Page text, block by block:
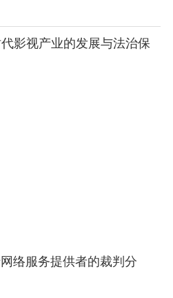
影视产业的发展与法治保
络服务提供者的裁判分